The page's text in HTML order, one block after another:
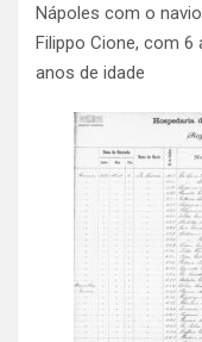
Nápoles com o
Filippo Cione, com
anos de idade